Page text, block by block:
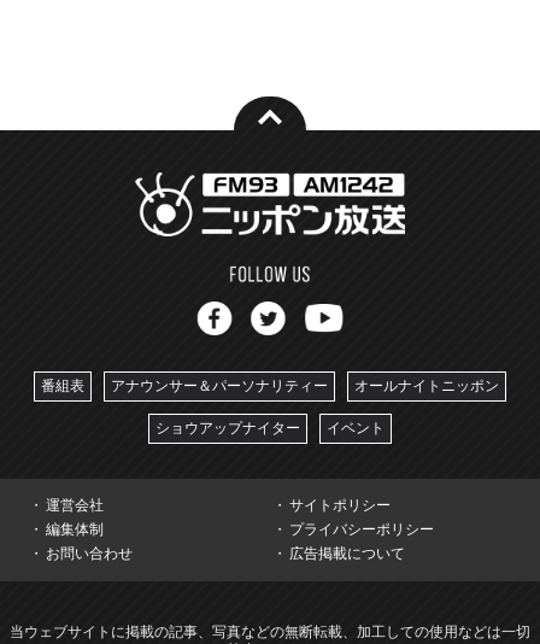
番組表 アナウンサー＆パーソナリティー オールナイトニッポン
ショウアップナイター イベント
運営会社
サイトポリシー
編集体制
プライバシーポリシー
お問い合わせ
広告掲載について
当ウェブサイトに掲載の記事、写真などの無断転載、加工しての使用などは一切